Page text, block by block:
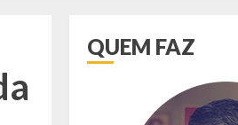
QUEM FAZ